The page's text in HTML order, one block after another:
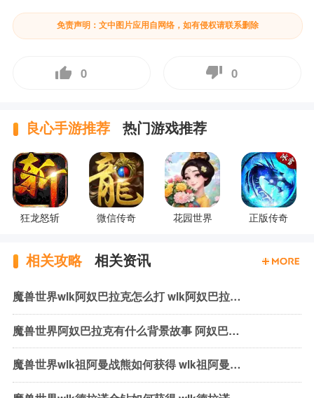
免责声明：文中图片应用自网络，如有侵权请联系删除
0 0
良心手游推荐 热门游戏推荐
狂龙怒斩 微信传奇 花园世界 正版传奇
相关攻略 相关资讯
魔兽世界wlk阿奴巴拉克怎么打 wlk阿奴巴拉克机制与打法
魔兽世界阿奴巴拉克有什么背景故事 阿奴巴拉克背景故事介绍
魔兽世界wlk祖阿曼战熊如何获得 wlk祖阿曼战熊获取方式介绍